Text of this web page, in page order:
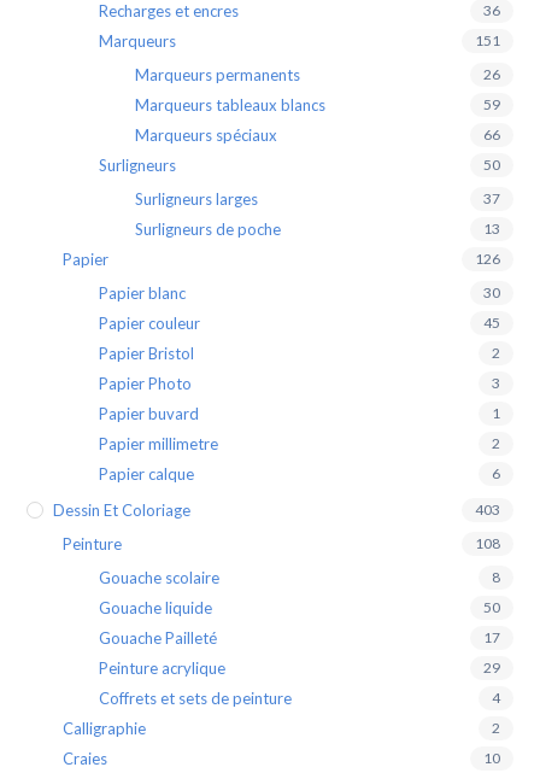
Recharges et encres 36
Marqueurs 151
Marqueurs permanents 26
Marqueurs tableaux blancs 59
Marqueurs spéciaux 66
Surligneurs 50
Surligneurs larges 37
Surligneurs de poche 13
Papier 126
Papier blanc 30
Papier couleur 45
Papier Bristol 2
Papier Photo 3
Papier buvard 1
Papier millimetre 2
Papier calque 6
Dessin Et Coloriage 403
Peinture 108
Gouache scolaire 8
Gouache liquide 50
Gouache Pailleté 17
Peinture acrylique 29
Coffrets et sets de peinture 4
Calligraphie 2
Craies 10